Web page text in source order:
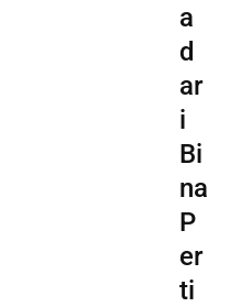
a
d
ar
i
Bi
na
P
er
ti